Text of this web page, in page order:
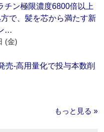
チン極限濃度6800倍以上
で、髪を芯から満たす新
…
(金)
売‐高用量化で投与本数削
もっと見る »